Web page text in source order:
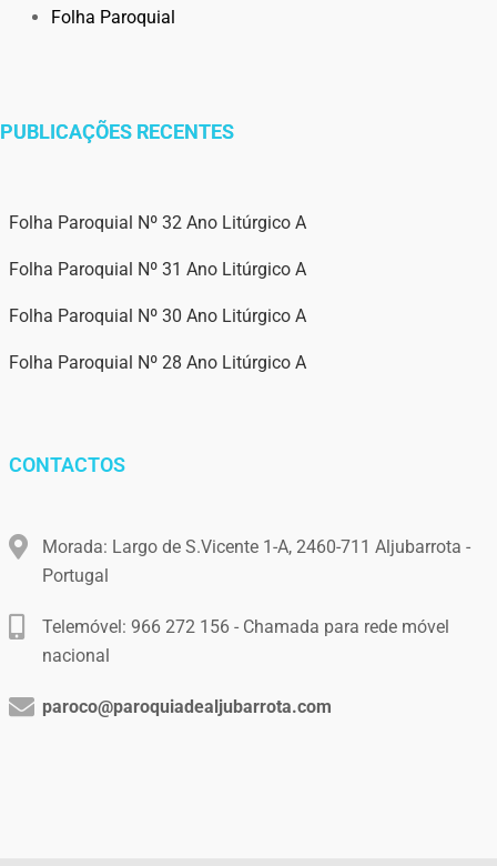
Folha Paroquial
PUBLICAÇÕES RECENTES
Folha Paroquial Nº 32 Ano Litúrgico A
Folha Paroquial Nº 31 Ano Litúrgico A
Folha Paroquial Nº 30 Ano Litúrgico A
Folha Paroquial Nº 28 Ano Litúrgico A
CONTACTOS
Morada: Largo de S.Vicente 1-A, 2460-711 Aljubarrota -
Portugal
Telemóvel: 966 272 156 - Chamada para rede móvel
nacional
paroco@paroquiadealjubarrota.com